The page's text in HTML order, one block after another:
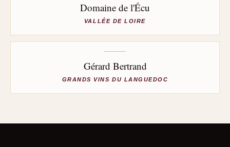
Domaine de l'Écu
VALLÉE DE LOIRE
Gérard Bertrand
GRANDS VINS DU LANGUEDOC